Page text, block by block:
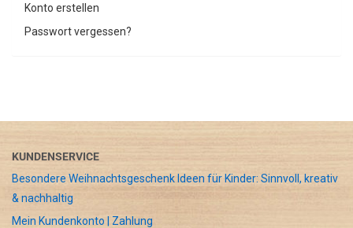
Konto erstellen
Passwort vergessen?
KUNDENSERVICE
Besondere Weihnachtsgeschenk Ideen für Kinder: Sinnvoll, kreativ
& nachhaltig
Mein Kundenkonto | Zahlung